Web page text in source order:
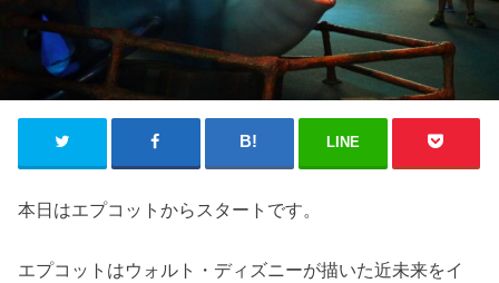
LINE
本日はエプコットからスタートです。
エプコットはウォルト・ディズニーが描いた近未来をイ